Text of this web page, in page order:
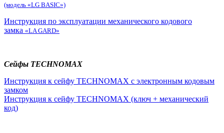
(модель «LG BASIC»)
Инструкция по эксплуатации механического кодового
замка «LA GARD»
Сейфы TECHNOMAX
Инструкция к сейфу TECHNOMAX с электронным кодовым
замком
Инструкция к сейфу TECHNOMAX (ключ + механический
код)